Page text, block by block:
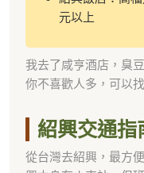
元以上
我去了咸亨酒店，臭
你不喜歡人多，可以
紹興交通指
從台灣去紹興，最方